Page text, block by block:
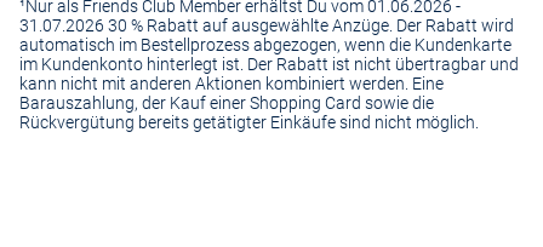
¹Nur als Friends Club Member erhältst Du vom 01.06.2026 -
31.07.2026 30 % Rabatt auf ausgewählte Anzüge. Der Rabatt wird
automatisch im Bestellprozess abgezogen, wenn die Kundenkarte
im Kundenkonto hinterlegt ist. Der Rabatt ist nicht übertragbar und
kann nicht mit anderen Aktionen kombiniert werden. Eine
Barauszahlung, der Kauf einer Shopping Card sowie die
Rückvergütung bereits getätigter Einkäufe sind nicht möglich.